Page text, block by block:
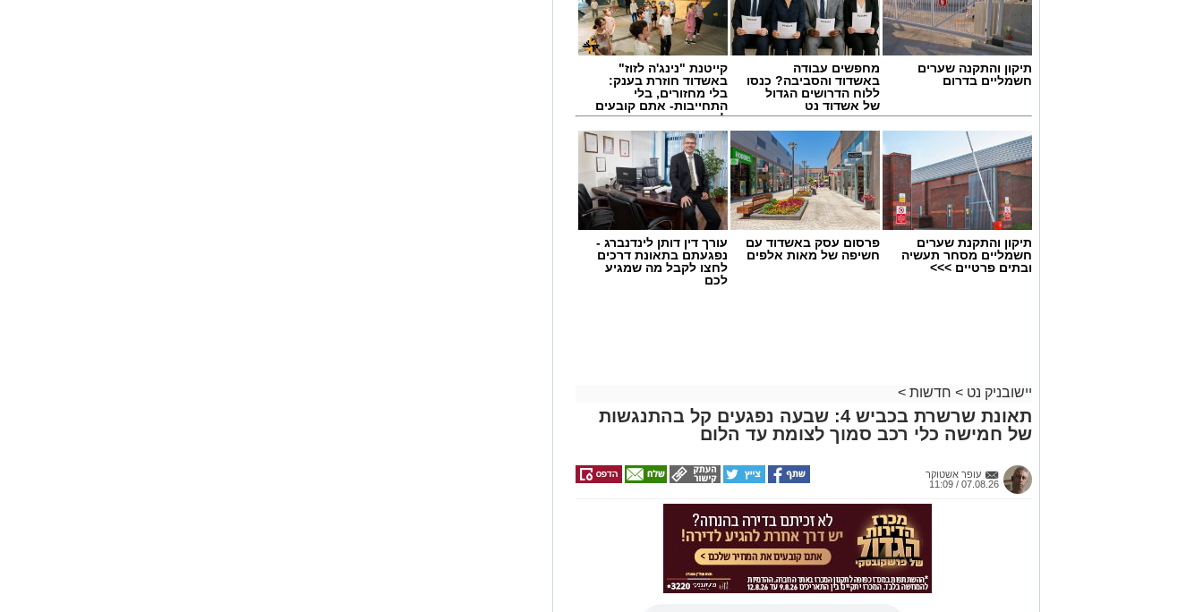
תיקון והתקנה שערים
חשמליים בדרום
מחפשים עבודה
באשדוד והסביבה? כנסו
ללוח הדרושים הגדול
של אשדוד נט
קייטנת "נינג'ה לזוז"
באשדוד חוזרת בענק:
בלי מחזורים, בלי
התחייבות- אתם קובעים
לכמה ואיזה ימים
להירשם!
תיקון והתקנת שערים
חשמליים מסחר תעשיה
ובתים פרטיים >>>
פרסום עסק באשדוד עם
חשיפה של מאות אלפים
עורך דין דותן לינדנברג -
נפגעתם בתאונת דרכים
לחצו לקבל מה שמגיע
לכם
יישובניק נט > חדשות >
תאונת שרשרת בכביש 4: שבעה נפגעים קל בהתנגשות
של חמישה כלי רכב סמוך לצומת עד הלום
עופר אשטוקר
07.08.26 / 11:09